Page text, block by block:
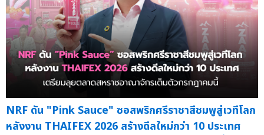
NRF ดัน "Pink Sauce" ซอสพริกศรีราชาสีชมพูสู่เวทีโลก
หลังงาน THAIFEX 2026 สร้างดีลใหม่กว่า 10 ประเทศ